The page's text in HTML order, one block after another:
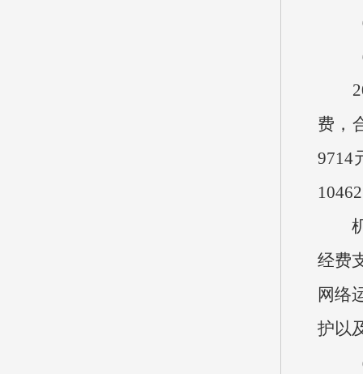
（
（
费，
9714
机
经费
网络
护以
（